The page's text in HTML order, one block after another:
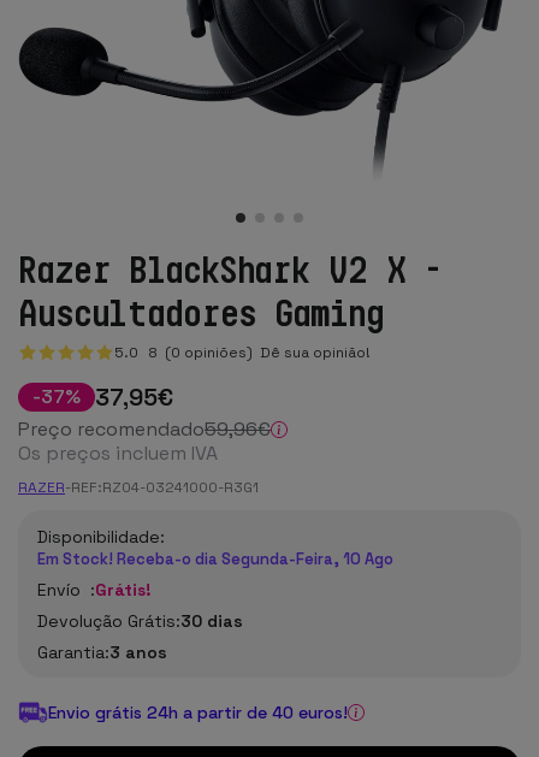
Razer BlackShark V2 X -
Auscultadores Gaming
5.0 8 (0 opiniões) Dê sua opinião!
-37% 37,95€
Preço recomendado59,96€
Os preços incluem IVA
RAZER-REF:RZ04-03241000-R3G1
Disponibilidade:
Em Stock! Receba-o dia Segunda-Feira, 10 Ago
Envío :Grátis!
Devolução Grátis:30 dias
Garantia:3 anos
Envio grátis 24h a partir de 40 euros!